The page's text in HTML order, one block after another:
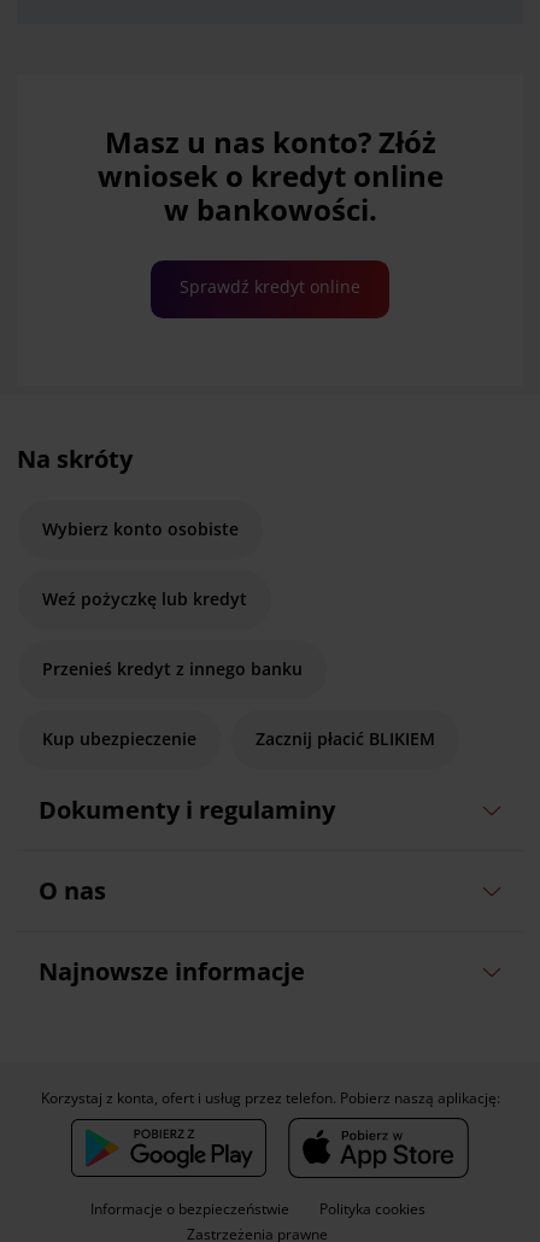
Masz u nas konto? Złóż
wniosek o kredyt online
w bankowości.
Sprawdź kredyt online
Na skróty
Wybierz konto osobiste
Weź pożyczkę lub kredyt
Przenieś kredyt z innego banku
Kup ubezpieczenie Zacznij płacić BLIKIEM
Dokumenty i regulaminy
O nas
Najnowsze informacje
Informacje o bezpieczeństwie
Polityka cookies
Zastrzeżenia prawne
Korzystaj z konta, ofert i usług przez telefon. Pobierz naszą aplikację: